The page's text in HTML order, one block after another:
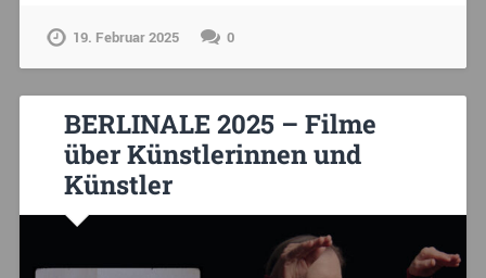
19. Februar 2025 0
BERLINALE 2025 – Filme
über Künstlerinnen und
Künstler